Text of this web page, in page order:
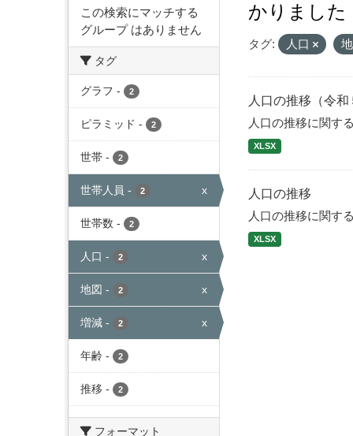
この検索にマッチする
グループ はありません
タグ
グラフ - 2
ピラミッド - 2
世帯 - 2
世帯人員 - 2 x
世帯数 - 2
人口 - 2 x
地図 - 2 x
増減 - 2 x
年齢 - 2
推移 - 2
フォーマット
かりました
タグ: 人口
人口の推移（令和
人口の推移に関す
XLSX
人口の推移
人口の推移に関す
XLSX